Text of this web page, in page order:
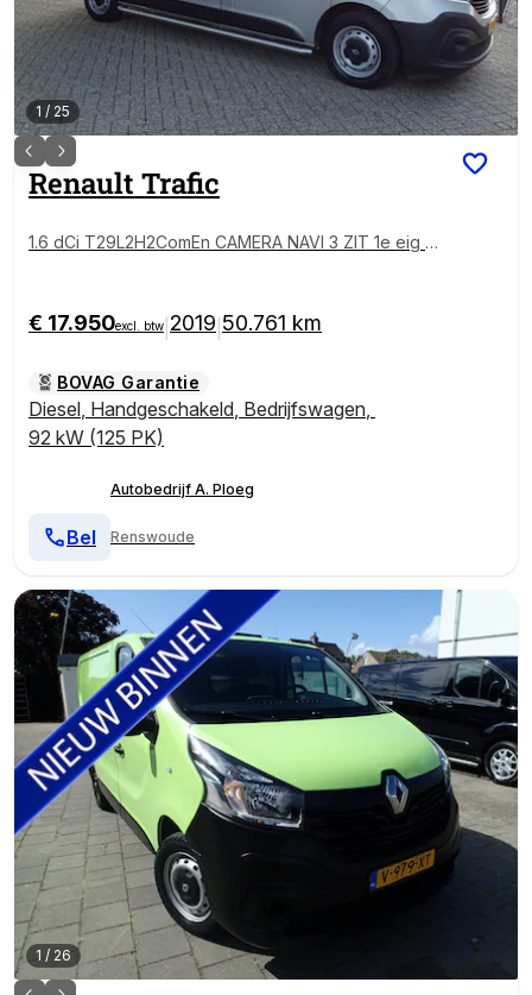
1 / 25
Renault Trafic
1.6 dCi T29L2H2ComEn CAMERA NAVI 3 ZIT 1e eig N
€ 17.950excl. btw 2019 50.761 km
BOVAG Garantie
Diesel, Handgeschakeld, Bedrijfswagen,
92 kW (125 PK)
Autobedrijf A. Ploeg
Renswoude
Bel
1 / 26